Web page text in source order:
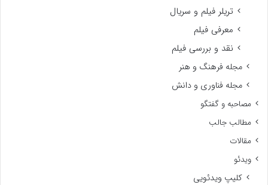
تریلر فیلم و سریال
معرفی فیلم
نقد و بررسی فیلم
مجله فرهنگ و هنر
مجله فناوری و دانش
مصاحبه و گفتگو
مطالب جالب
مقالات
ویدئو
کلیپ ویدئویی